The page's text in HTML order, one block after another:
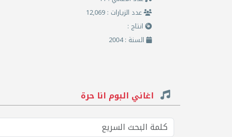
عدد الزيارات : 12,069
انتاج :
السنة : 2004
اغاني البوم انا حرة